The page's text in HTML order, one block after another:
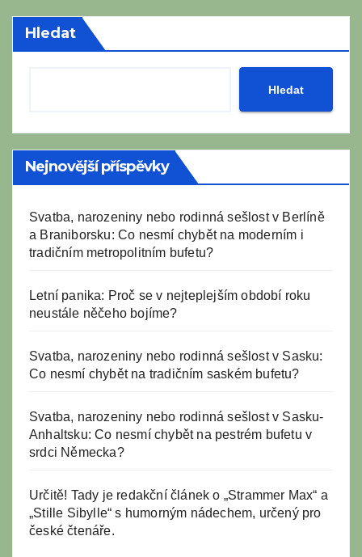
Hledat
Hledat
Nejnovější příspěvky
Svatba, narozeniny nebo rodinná sešlost v Berlíně
a Braniborsku: Co nesmí chybět na moderním i
tradičním metropolitním bufetu?
Letní panika: Proč se v nejteplejším období roku
neustále něčeho bojíme?
Svatba, narozeniny nebo rodinná sešlost v Sasku:
Co nesmí chybět na tradičním saském bufetu?
Svatba, narozeniny nebo rodinná sešlost v Sasku-
Anhaltsku: Co nesmí chybět na pestrém bufetu v
srdci Německa?
Určitě! Tady je redakční článek o „Strammer Max“ a
„Stille Sibylle“ s humorným nádechem, určený pro
české čtenáře.